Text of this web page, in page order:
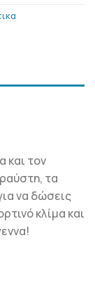
και τον
τα
να δώσεις
κλίμα και